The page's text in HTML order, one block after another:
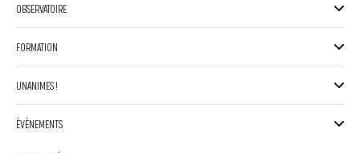
OBSERVATOIRE
FORMATION
UNANIMES !
ÉVÈNEMENTS